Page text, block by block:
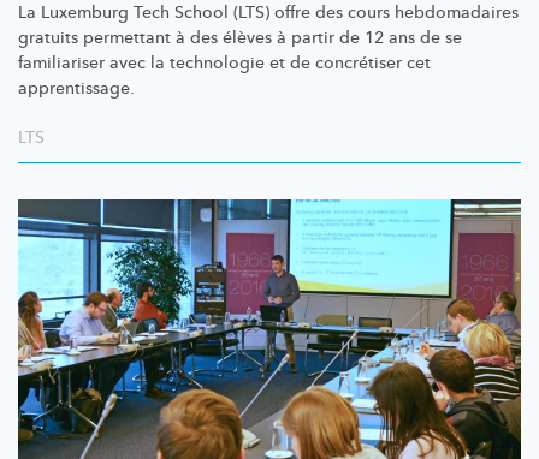
La Luxemburg Tech School (LTS) offre des cours hebdomadaires
gratuits permettant à des élèves à partir de 12 ans de se
familiariser avec la technologie et de concrétiser cet
apprentissage.
LTS